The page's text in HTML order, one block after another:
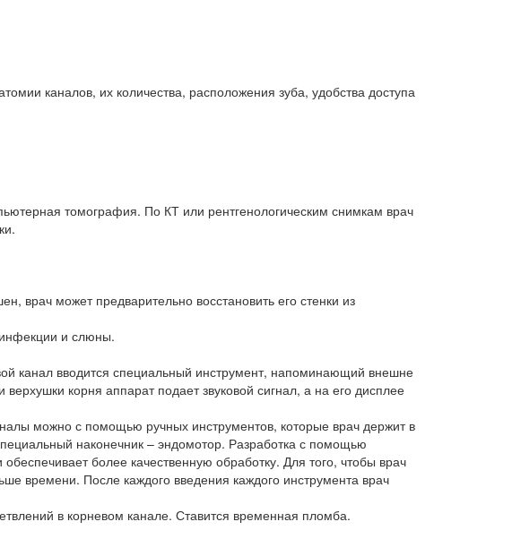
каналов, их количества, расположения зуба, удобства доступа
томография. По КТ или рентгенологическим снимкам врач
врач может предварительно восстановить его стенки из
и слюны.
канал вводится специальный инструмент, напоминающий внешне
корня аппарат подает звуковой сигнал, а на его дисплее
можно с помощью ручных инструментов, которые врач держит в
наконечник – эндомотор. Разработка с помощью
более качественную обработку. Для того, чтобы врач
времени. После каждого введения каждого инструмента врач
в корневом канале. Ставится временная пломба.